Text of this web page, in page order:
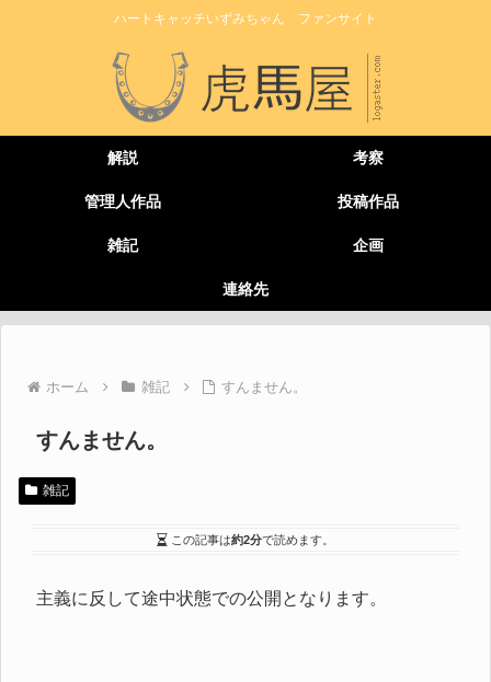
ハートキャッチいずみちゃん ファンサイト
解説 考察
管理人作品 投稿作品
雑記 企画
連絡先
ホーム 雑記 すんません。
すんません。
雑記
この記事は約2分で読めます。
主義に反して途中状態での公開となります。